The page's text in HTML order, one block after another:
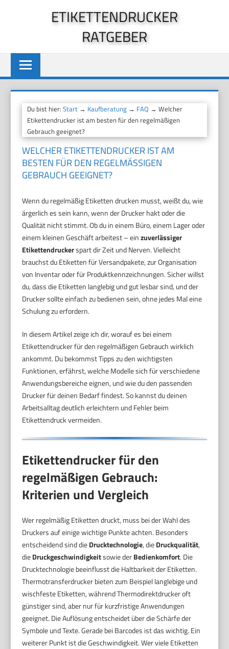
ETIKETTENDRUCKER
RATGEBER
Du bist hier:Start → Kaufberatung → FAQ → Welcher
Etikettendrucker ist am besten für den regelmäßigen
Gebrauch geeignet?
WELCHER ETIKETTENDRUCKER IST AM
BESTEN FÜR DEN REGELMÄSSIGEN G
EBRAUCH GEEIGNET?
Wenn du regelmäßig Etiketten drucken musst, weißt du, wie
ärgerlich es sein kann, wenn der Drucker hakt oder die
Qualität nicht stimmt. Ob du in einem Büro, einem Lager oder
einem kleinen Geschäft arbeitest – einzuverlässiger
Etikettendruckerspart dir Zeit und Nerven. Vielleicht
brauchst du Etiketten für Versandpakete, zur Organisation
von Inventar oder für Produktkennzeichnungen. Sicher willst
du, dass die Etiketten langlebig und gut lesbar sind, und der
Drucker sollte einfach zu bedienen sein, ohne jedes Mal eine
Schulung zu erfordern.
In diesem Artikel zeige ich dir, worauf es bei einem
Etikettendrucker für den regelmäßigen Gebrauch wirklich
ankommt. Du bekommst Tipps zu den wichtigsten
Funktionen, erfährst, welche Modelle sich für verschiedene
Anwendungsbereiche eignen, und wie du den passenden
Drucker für deinen Bedarf findest. So kannst du deinen
Arbeitsalltag deutlich erleichtern und Fehler beim
Etikettendruck vermeiden.
Etikettendrucker für den
regelmäßigen Gebrauch:
Kriterien und Vergleich
Wer regelmäßig Etiketten druckt, muss bei der Wahl des
Druckers auf einige wichtige Punkte achten. Besonders
entscheidend sind dieDrucktechnologie, dieDruckqualität,
dieDruckgeschwindigkeitsowie derBedienkomfort. Die
Drucktechnologie beeinflusst die Haltbarkeit der Etiketten.
Thermotransferdrucker bieten zum Beispiel langlebige und
wischfeste Etiketten, während Thermodirektdrucker oft
günstiger sind, aber nur für kurzfristige Anwendungen
geeignet. Die Auflösung entscheidet über die Schärfe der
Symbole und Texte. Gerade bei Barcodes ist das wichtig. Ein
weiterer Punkt ist die Geschwindigkeit. Wer viele Etiketten